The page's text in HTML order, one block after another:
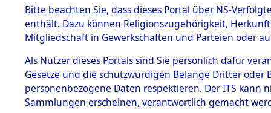
BESTÄNDE
1.
mente
5. Verschiedenes
5.3
Todesmärsche
Büren→
Bitte beachten Sie, dass dieses Portal über NS-
enthält. Dazu können Religionszugehörigkeit,
Mitgliedschaft in Gewerkschaften und Parteien oder
Als Nutzer dieses Portals sind Sie persönlich dafür
Gesetze und die schutzwürdigen Belange Dritter
personenbezogene Daten respektieren. Der ITS
Sammlungen erscheinen, verantwortlich gemacht